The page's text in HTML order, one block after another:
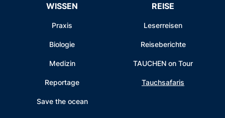
WISSEN
Praxis
Biologie
Medizin
Reportage
Save the ocean
REISE
Leserreisen
Reiseberichte
TAUCHEN on Tour
Tauchsafaris